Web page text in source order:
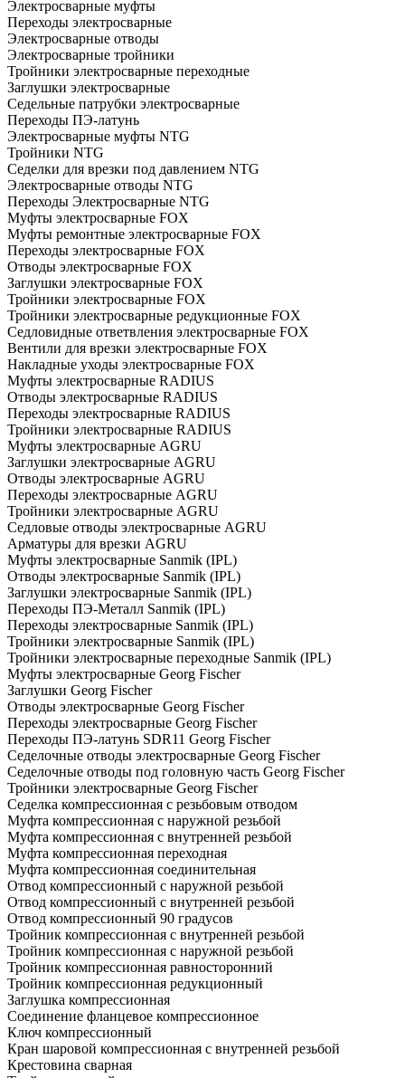
Электросварные муфты
Переходы электросварные
Электросварные отводы
Электросварные тройники
Тройники электросварные переходные
Заглушки электросварные
Седельные патрубки электросварные
Переходы ПЭ-латунь
Электросварные муфты NTG
Тройники NTG
Седелки для врезки под давлением NTG
Электросварные отводы NTG
Переходы Электросварные NTG
Муфты электросварные FOX
Муфты ремонтные электросварные FOX
Переходы электросварные FOX
Отводы электросварные FOX
Заглушки электросварные FOX
Тройники электросварные FOX
Тройники электросварные редукционные FOX
Седловидные ответвления электросварные FOX
Вентили для врезки электросварные FOX
Накладные уходы электросварные FOX
Муфты электросварные RADIUS
Отводы электросварные RADIUS
Переходы электросварные RADIUS
Тройники электросварные RADIUS
Муфты электросварные AGRU
Заглушки электросварные AGRU
Отводы электросварные AGRU
Переходы электросварные AGRU
Тройники электросварные AGRU
Седловые отводы электросварные AGRU
Арматуры для врезки AGRU
Муфты электросварные Sanmik (IPL)
Отводы электросварные Sanmik (IPL)
Заглушки электросварные Sanmik (IPL)
Переходы ПЭ-Металл Sanmik (IPL)
Переходы электросварные Sanmik (IPL)
Тройники электросварные Sanmik (IPL)
Тройники электросварные переходные Sanmik (IPL)
Муфты электросварные Georg Fischer
Заглушки Georg Fischer
Отводы электросварные Georg Fischer
Переходы электросварные Georg Fischer
Переходы ПЭ-латунь SDR11 Georg Fischer
Седелочные отводы электросварные Georg Fischer
Седелочные отводы под головную часть Georg Fischer
Тройники электросварные Georg Fischer
Седелка компрессионная с резьбовым отводом
Муфта компрессионная с наружной резьбой
Муфта компрессионная с внутренней резьбой
Муфта компрессионная переходная
Муфта компрессионная соединительная
Отвод компрессионный с наружной резьбой
Отвод компрессионный с внутренней резьбой
Отвод компрессионный 90 градусов
Тройник компрессионная с внутренней резьбой
Тройник компрессионная с наружной резьбой
Тройник компрессионная равносторонний
Тройник компрессионная редукционный
Заглушка компрессионная
Соединение фланцевое компрессионное
Ключ компрессионный
Кран шаровой компрессионная с внутренней резьбой
Крестовина сварная